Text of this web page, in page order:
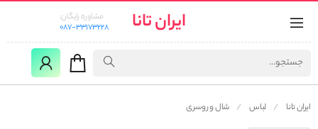
ایران تانا
مشاوره رایگان:
087-33173228
ایران تانا لباس شال و روسری